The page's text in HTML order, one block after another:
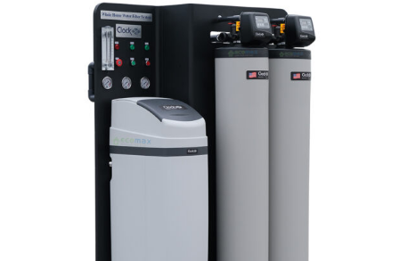
Lọc nước đầu nguồn
Lọc tổng chung cư
Lọc tổng biệt thự
Lọc nước giếng khoan
Lọc tổng sinh hoạt
Đèn UV diệt khuẩn
Máy lọc nước gia đình
Máy lọc nước ion kiềm công nghiệp
Máy lọc nước ion kiềm gia đình
Máy lọc nước công nghiệp
Xử lý nước công nghiệp
Vật liệu lọc nước